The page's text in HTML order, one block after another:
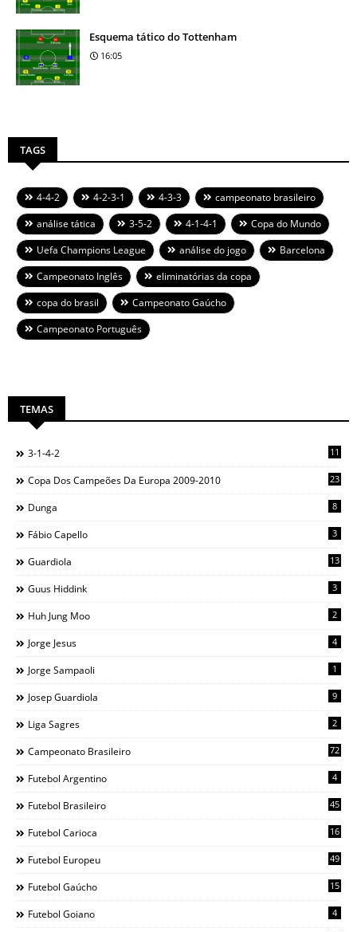
Esquema tático do Tottenham
16:05
TAGS
4-4-2 4-2-3-1 4-3-3
campeonato brasileiro
análise tática
3-5-2 4-1-4-1
Copa do Mundo
Uefa Champions League
análise do jogo
Barcelona
Campeonato Inglês
eliminatórias da copa
copa do brasil
Campeonato Gaúcho
Campeonato Português
TEMAS
3-1-4-2 11
Copa Dos Campeões Da Europa 2009-2010 23
Dunga 8
Fábio Capello 3
Guardiola 13
Guus Hiddink 3
Huh Jung Moo 2
Jorge Jesus 4
Jorge Sampaoli 1
Josep Guardiola 9
Liga Sagres 2
Campeonato Brasileiro 72
Futebol Argentino 4
Futebol Brasileiro 45
Futebol Carioca 16
Futebol Europeu 49
Futebol Gaúcho 15
Futebol Goiano 4